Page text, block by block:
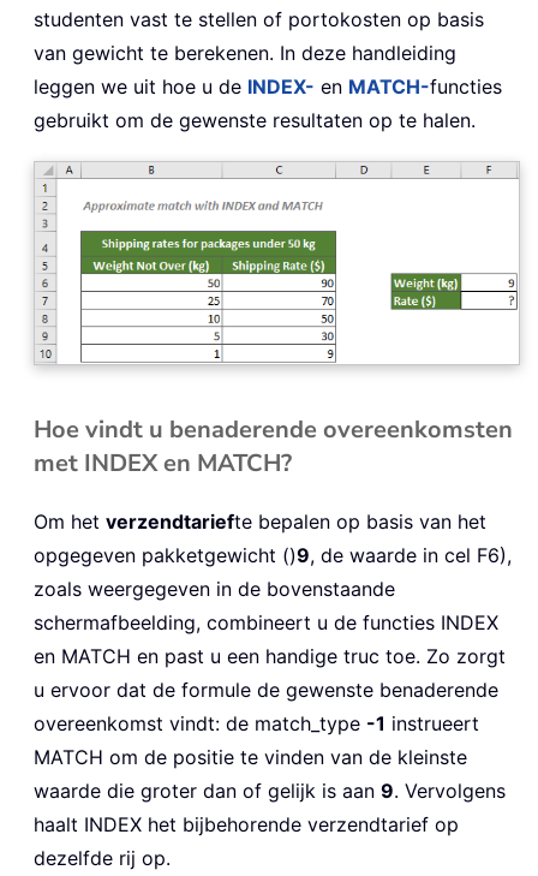
studenten vast te stellen of portokosten op basis
van gewicht te berekenen. In deze handleiding
leggen we uit hoe u de INDEX- en MATCH-functies
gebruikt om de gewenste resultaten op te halen.
Hoe vindt u benaderende overeenkomsten
met INDEX en MATCH?
Om het verzendtariefte bepalen op basis van het
opgegeven pakketgewicht ()9, de waarde in cel F6),
zoals weergegeven in de bovenstaande
schermafbeelding, combineert u de functies INDEX
en MATCH en past u een handige truc toe. Zo zorgt
u ervoor dat de formule de gewenste benaderende
overeenkomst vindt: de match_type -1 instrueert
MATCH om de positie te vinden van de kleinste
waarde die groter dan of gelijk is aan 9. Vervolgens
haalt INDEX het bijbehorende verzendtarief op
dezelfde rij op.